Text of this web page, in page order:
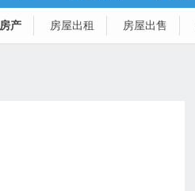
房产 房屋出租 房屋出售